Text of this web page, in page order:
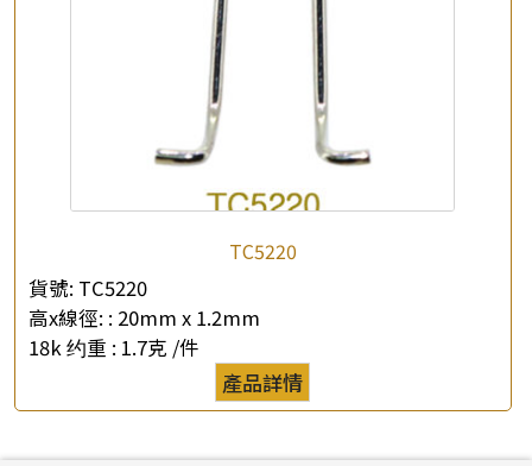
TC5220
貨號: TC5220
高x線徑: : 20mm x 1.2mm
18k 约重 : 1.7克 /件
產品詳情